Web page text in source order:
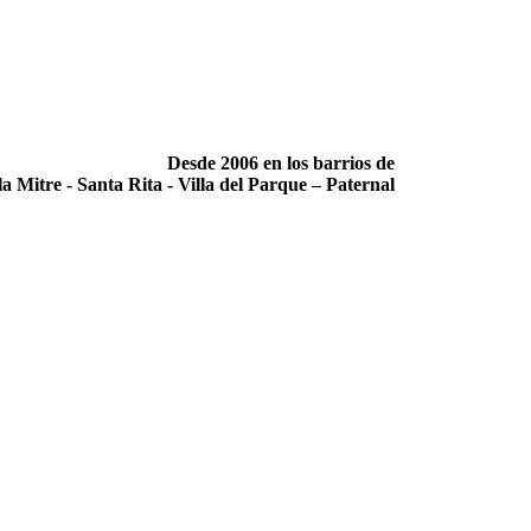
Desde 2006 en los barrios de
Mitre -­ Santa Rita -­ Villa del Parque – Paternal